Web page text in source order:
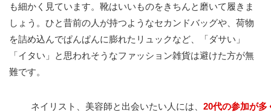
も細かく見ています。靴はいいものをきちんと磨いて履きま
しょう。ひと昔前の人が持つようなセカンドバッグや、荷物
を詰め込んでぱんぱんに膨れたリュックなど、「ダサい」
「イタい」と思われそうなファッション雑貨は避けた方が無
難です。
ネイリスト、美容師と出会いたい人には、 20代の参加が多